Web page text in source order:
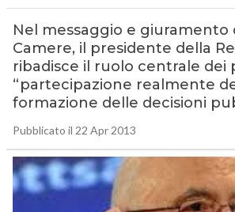
Nel messaggio e giuramento
Camere, il presidente della
ribadisce il ruolo centrale dei
“partecipazione realmente
formazione delle decisioni
Pubblicato il 22 Apr 2013